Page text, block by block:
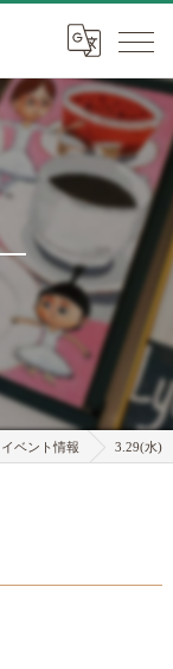
ベント情報 3.29(水)